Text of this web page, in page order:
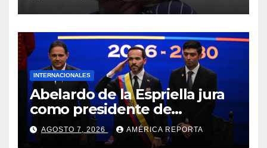
INTERNACIONALES
Abelardo de la Espriella jura
como presidente de
Colombia para el periodo
2026-2030
AGOSTO 7, 2026 AMÉRICA REPORTA